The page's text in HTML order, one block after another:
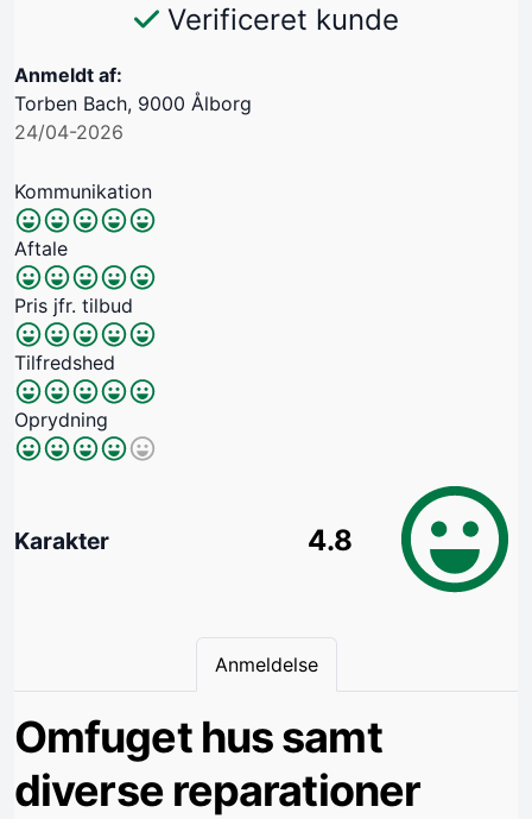
Verificeret kunde
Anmeldt af:
Torben Bach, 9000 Ålborg
24/04-2026
Kommunikation
Aftale
Pris jfr. tilbud
Tilfredshed
Oprydning
Karakter 4.8
Anmeldelse
Omfuget hus samt
diverse reparationer